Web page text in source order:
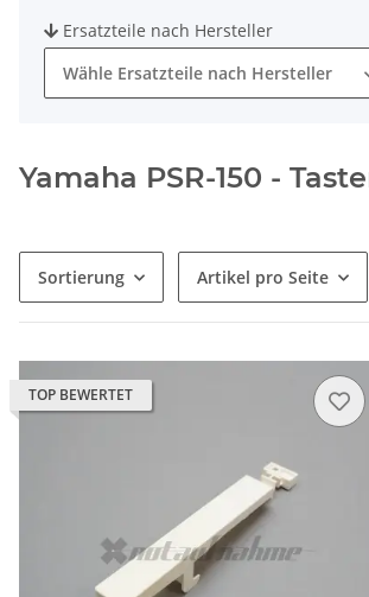
Ersatzteile nach Hersteller
Wähle Ersatzteile nach Hersteller
Yamaha PSR-150 -
Sortierung Artikel pro Seite
TOP BEWERTET